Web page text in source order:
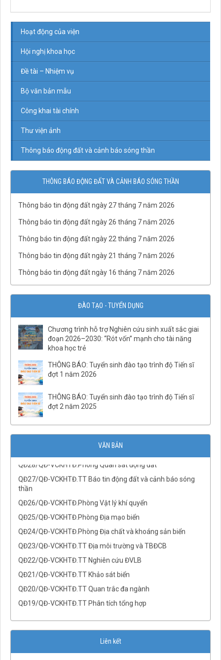
Hoạt động của viện
Hội nghị khoa học
Đề tài – Nhiệm vụ
Bộ văn bản mẫu
Công khai tài chính
Thư viện ảnh
Thông báo động đất và cảnh báo sóng thần
THÔNG BÁO ĐỘNG ĐẤT VÀ CẢNH BÁO SÓNG THẦN
Thông báo tin động đất ngày 27 tháng 7 năm 2026
Thông báo tin động đất ngày 26 tháng 7 năm 2026
Thông báo tin động đất ngày 22 tháng 7 năm 2026
Thông báo tin động đất ngày 21 tháng 7 năm 2026
Thông báo tin động đất ngày 16 tháng 7 năm 2026
ĐÀO TẠO - TUYỂN DỤNG
Chương trình hỗ trợ Nghiên cứu sinh xuất sắc giai
đoạn 2026–2030: “Rót vốn” mạnh cho tài năng
khoa học trẻ
THÔNG BÁO: Tuyển sinh đào tạo trình độ Tiến sĩ
đợt 1 năm 2026
THÔNG BÁO: Tuyển sinh đào tạo trình độ Tiến sĩ
đợt 2 năm 2025
VĂN BẢN
QĐ03/QĐ-VCKHTĐ.Phòng Thạch luận và Sinh khoáng
chức và người lao động Viện Hàn lâm Khoa học và Công
nghệ Việt Nam
QĐ32/QĐ-VCKHTĐ.Phòng Vật lý địa chất
QĐ31/QĐ-VCKHTĐ.Phòng Điện ly
QĐ29/QĐ-VCKHTĐ.Phòng Địa chấn
QĐ28/QĐ-VCKHTĐ.Phòng Quan sát động đất
QĐ27/QĐ-VCKHTĐ.TT Báo tin động đất và cảnh báo sóng
thần
QĐ26/QĐ-VCKHTĐ.Phòng Vật lý khí quyển
QĐ25/QĐ-VCKHTĐ.Phòng Địa mạo biển
QĐ24/QĐ-VCKHTĐ.Phòng Địa chất và khoáng sản biển
QĐ21/QĐ-VCKHTĐ.TT Khảo sát biển
QĐ20/QĐ-VCKHTĐ.TT Quan trắc đa ngành
QĐ19/QĐ-VCKHTĐ.TT Phân tích tổng hợp
không gian
QĐ17/QĐ-VCKHTĐ.TT Tài nguyên nước
Liên kết